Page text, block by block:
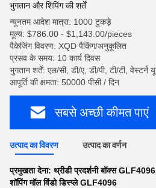
भुगतान और शिपिंग की शर्तें
न्यूनतम आदेश मात्रा: 1000 टुकड़े
मूल्य: $786.00 - $1,143.00/pieces
पैकेजिंग विवरण: XQD पैकिंग/अनुकूलित
प्रसव के समय: 10 कार्य दिवस
भुगतान शर्तें: एल/सी, डी/ए, डी/पी, टी/टी, वेस्टर्न
आपूर्ति की क्षमता: 50000 पीसी / दिन
सबसे अच्छी कीमत पाएं
उत्पाद का विवरण उत्पाद का वर्णन
प्रमुखता देना: थ्रीडी प्रदर्शनी बॉक्स GLF4096
शॉपिंग मॉल विंडो डिस्प्ले GLF4096